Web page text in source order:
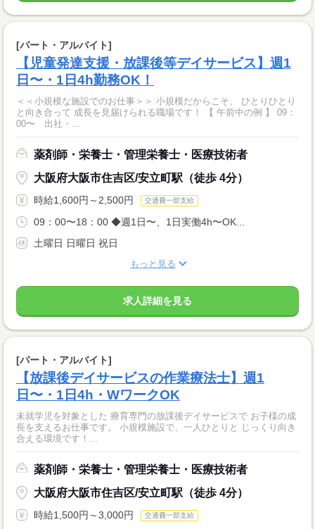
[パート・アルバイト]
【児童発達支援・放課後等デイサービス】週1
日〜・1日4h勤務OK！
＜＜小規模な施設でのお仕事＞＞ 小規模だからこそ、 ひとりひとり
と向き合って 成長を見届けられる職場です！ 【 午前中の例 】 09：
00〜 出社・...
薬剤師・栄養士・管理栄養士・医療技術者
大阪府大阪市住吉区/安立町駅（徒歩 4分）
時給1,600円～2,500円 交通費一部支給
09：00〜18：00 ◆週1日〜、1日実働4h〜OK...
土曜日 日曜日 祝日
もっと見る
求人詳細を見る
[パート・アルバイト]
【放課後デイサービスの作業療法士】週1
日〜・1日4h・WワークOK
未就学児を対象とした 療育専門の放課後デイサービスで お子様の成
長を支えるお仕事です。 小規模施設で、一人ひとりと じっくり向き
合える環境です！...
薬剤師・栄養士・管理栄養士・医療技術者
大阪府大阪市住吉区/安立町駅（徒歩 4分）
時給1,500円～3,000円 交通費一部支給